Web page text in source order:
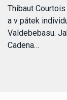
Thibaut
a v pátek
Valdebebasu.
Cadena…